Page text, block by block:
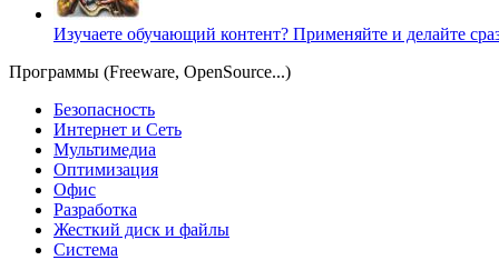
Изучаете обучающий контент? Применяйте и делайте
Программы (Freeware, OpenSource...)
Безопасность
Интернет и Сеть
Мультимедиа
Оптимизация
Офис
Разработка
Жесткий диск и файлы
Система